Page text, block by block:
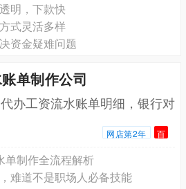
明，下款快
式灵活多样
资金疑难问题
单制作公司
办工资流水账单明细，银行对
网店第2年 百
单制作全流程解析
难道不是职场人必备技能